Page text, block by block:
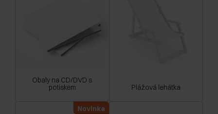
Obaly na CD/DVD s
potiskem
Plážová lehátka
Novinka